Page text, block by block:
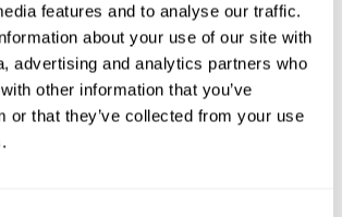
features and to analyse our traffic.
about your use of our site with
advertising and analytics partners who
other information that you’ve
or that they’ve collected from your use
correcte a la capacité de modifier des
plus ou moins spécifiques afin que notre
aux exigences présentées par les
cognitive. De cette façon, à travers les
il est possible de renforcer les capacités
intéressent le plus, telles que celles impliquées
de la lecture. Ceci est possible grâce à la